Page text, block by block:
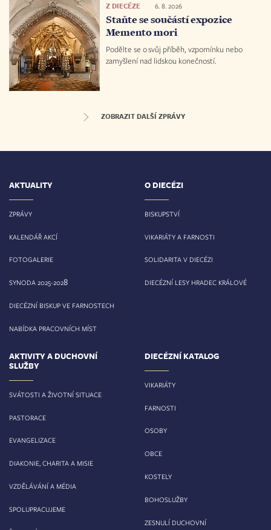
Z DIECÉZE 6. 8. 2026
Staňte se součástí expozice
Memento mori
Podělte se o svůj příběh, vzpomínku nebo
zamyšlení nad lidskou konečností.
ZOBRAZIT DALŠÍ ZPRÁVY
AKTUALITY
ZPRÁVY
KALENDÁŘ AKCÍ
FOTOGALERIE
SYNODA 2025-2028
DIECÉZNÍ BISKUP VE FARNOSTECH
NABÍDKA PRACOVNÍCH MÍST
O DIECÉZI
BISKUPSTVÍ
VIKARIÁTY A FARNOSTI
SOLIDARITA V DIECÉZI
DIECÉZNÍ LESY HRADEC KRÁLOVÉ
AKTIVITY A DUCHOVNÍ
SLUŽBY
SVÁTOSTI A ŽIVOTNÍ SITUACE
PASTORACE
EVANGELIZACE
DIAKONIE, CHARITA A MISIE
VZDĚLÁVÁNÍ A MÉDIA
SPOLUPRACUJEME
DIECÉZNÍ KATALOG
VIKARIÁTY
FARNOSTI
OSOBY
OBCE
KOSTELY
BOHOSLUŽBY
ZESNULÍ DUCHOVNÍ